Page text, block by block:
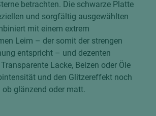
betrachten. Die schwarze Platte
und sorgfältig ausgewählten
mit einem extrem
Leim – der somit der strengen
entspricht – und dezenten
Lacke, Beizen oder Öle
und den Glitzereffekt noch
ob glänzend oder matt.